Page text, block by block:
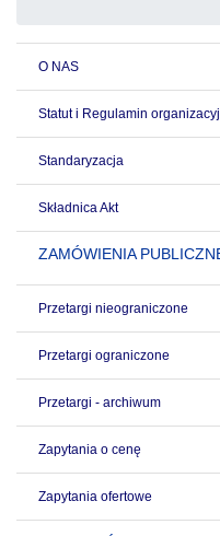
O NAS
Statut i Regulamin
Standaryzacja
Składnica Akt
ZAMÓWIENIA
Przetargi nieograniczone
Przetargi ograniczone
Przetargi - archiwum
Zapytania o cenę
Zapytania ofertowe